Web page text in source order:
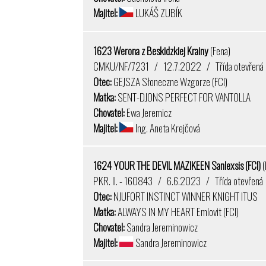
Majitel:
LUKÁŠ ZUBÍK
1623 Werona z Beskidzkiej Krainy(Fena)
CMKU/NF/7231 / 12.7.2022 / Třída otevřená
Otec:GEJSZA Słoneczne Wzgorze (FCI)
Matka:SENT-DJONS PERFECT FOR VANTOLLA
Chovatel:Ewa Jeremicz
Majitel:
Ing. Aneta Krejčová
1624 YOUR THE DEVIL MAZIKEEN Sanlexsis (FCI)
PKR. II. - 160843 / 6.6.2023 / Třída otevřená
Otec:NJUFORT INSTINCT WINNER KNIGHT ITUS
Matka:ALWAYS IN MY HEART Emlovit (FCI)
Chovatel:Sandra Jereminowicz
Majitel:
Sandra Jereminowicz